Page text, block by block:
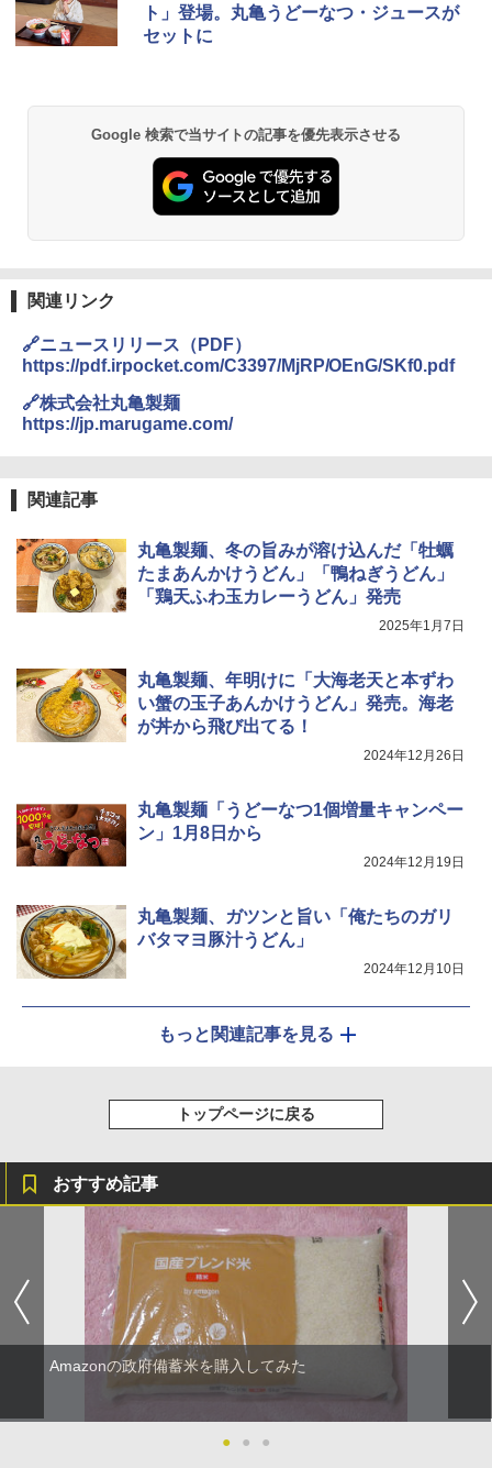
ー4000ml ブラックニッカクリア ウヰス
キー 【日本 アサヒ ウィスキー】 大容量
お得 4リットル
角瓶 2700ml サントリー ウイスキー ハ
イボール 大容量
イスキー ハイボール 缶
サントリー シングルモルト ウイスキー
￥20,000
食品 インスタント カップ麺
￥1,745
【公式】ブタメン とんこつ味 35g×15個
麺 小腹 インスタント アウトドアにも ロ
ーリングストック 大人買い おやつカン
パニー
￥1,288
し 塩らーめん 108g×10袋 保存食 備蓄
￥2,989
カップヌードル レギュラー 日清食品 カ
￥3,213
L コンベクション 2段調理 ホワイト RE-
SS26B-W
[山善] スチームオーブンレンジ 25L 一人
暮らし 二人暮らし フラットテーブル ス
チーム調理 自動メニュー19種搭載 角皿
付き ブラック MRK-F250TSV(B)
￥19,990
高効率 15L 一人暮らし 二人暮らし スチ
ーム調理 フラットテーブル トースト機
能 自動メニュー33種 簡単お手入れ ブラ
0℃ 1段調理 フラットテーブル 電子レン
ジ 赤外線センサー ノンフライ調理 簡単
お手入れ 小型 新生活 一人暮らし 二人暮
らし ファミリー
シャープ ウォーターオーブン ヘルシオ
AX-XJ1-B ブラック 30L 2段調理 コンベ
￥44,800
ト」登場。丸亀うどーなつ・ジュースが
セットに
Google 検索で当サイトの記事を優先表示させる
関連リンク
🔗ニュースリリース（PDF）
https://pdf.irpocket.com/C3397/MjRP/OEnG/SKf0.pdf
🔗株式会社丸亀製麺
https://jp.marugame.com/
関連記事
丸亀製麺、冬の旨みが溶け込んだ「牡蠣
たまあんかけうどん」「鴨ねぎうどん」
「鶏天ふわ玉カレーうどん」発売
2025年1月7日
丸亀製麺、年明けに「大海老天と本ずわ
い蟹の玉子あんかけうどん」発売。海老
が丼から飛び出てる！
2024年12月26日
丸亀製麺「うどーなつ1個増量キャンペー
ン」1月8日から
2024年12月19日
丸亀製麺、ガツンと旨い「俺たちのガリ
バタマヨ豚汁うどん」
2024年12月10日
もっと関連記事を見る
トップページに戻る
おすすめ記事
Amazonの政府備蓄米を購入してみた
● ● ●